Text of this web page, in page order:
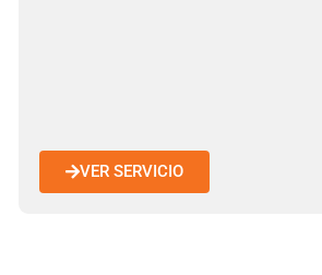
VER SERVICIO